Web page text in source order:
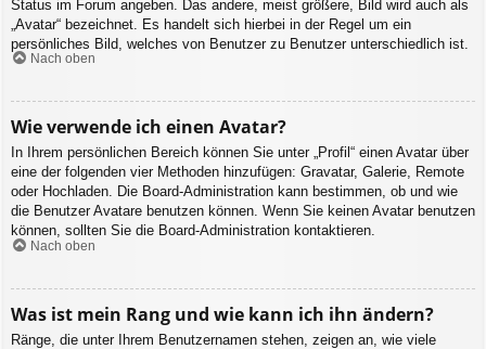
Status im Forum angeben. Das andere, meist größere, Bild wird auch als
„Avatar“ bezeichnet. Es handelt sich hierbei in der Regel um ein
persönliches Bild, welches von Benutzer zu Benutzer unterschiedlich ist.
Nach oben
Wie verwende ich einen Avatar?
In Ihrem persönlichen Bereich können Sie unter „Profil“ einen Avatar über
eine der folgenden vier Methoden hinzufügen: Gravatar, Galerie, Remote
oder Hochladen. Die Board-Administration kann bestimmen, ob und wie
die Benutzer Avatare benutzen können. Wenn Sie keinen Avatar benutzen
können, sollten Sie die Board-Administration kontaktieren.
Nach oben
Was ist mein Rang und wie kann ich ihn ändern?
Ränge, die unter Ihrem Benutzernamen stehen, zeigen an, wie viele